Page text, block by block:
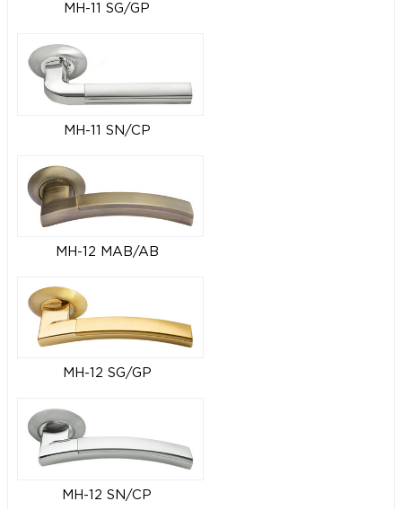
MH-11 SG/GP
MH-11 SN/CP
MH-12 MAB/AB
MH-12 SG/GP
MH-12 SN/CP